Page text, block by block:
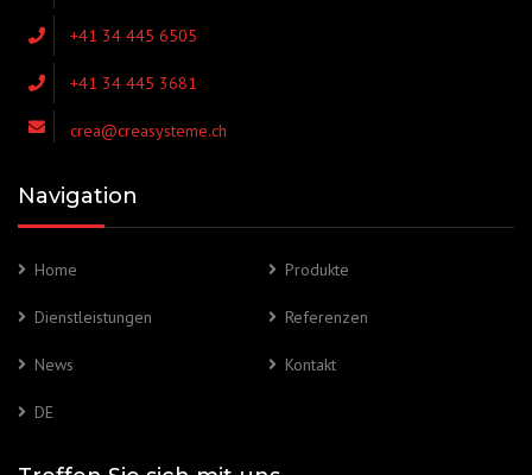
+41 34 445 6505
+41 34 445 3681
crea@creasysteme.ch
Navigation
Home Produkte
Dienstleistungen Referenzen
News Kontakt
DE